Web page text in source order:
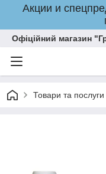
Акции и
Офіційний магазин
Товари та послуги